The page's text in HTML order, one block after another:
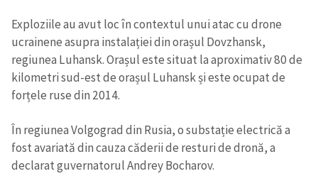
Exploziile au avut loc în contextul unui atac cu drone
ucrainene asupra instalației din orașul Dovzhansk,
regiunea Luhansk. Orașul este situat la aproximativ 80 de
kilometri sud-est de orașul Luhansk și este ocupat de
forțele ruse din 2014.
În regiunea Volgograd din Rusia, o substație electrică a
fost avariată din cauza căderii de resturi de dronă, a
declarat guvernatorul Andrey Bocharov.